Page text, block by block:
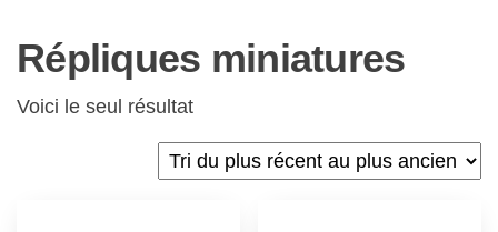
Répliques miniatures
Voici le seul résultat